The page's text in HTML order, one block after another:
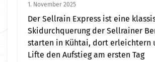
1. November 2025
Der Sellrain Express ist eine
Skidurchquerung der Sellrainer
starten in Kühtai, dort erleichtern
Lifte den Aufstieg am ersten Tag